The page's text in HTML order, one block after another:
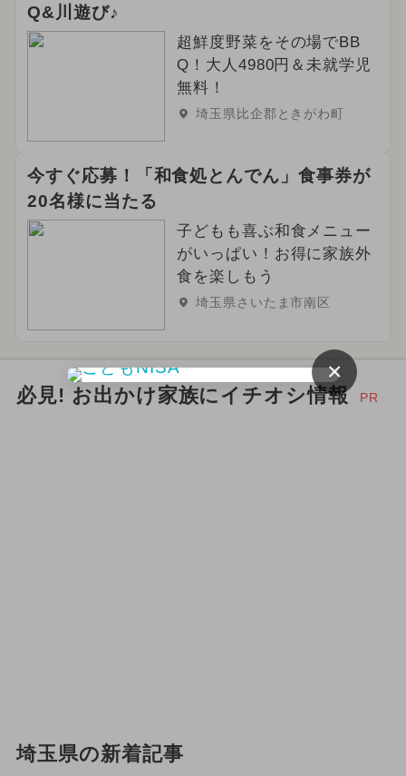
Q&川遊び♪
超鮮度野菜をその場でBB
Q！大人4980円＆未就学児
無料！
埼玉県比企郡ときがわ町
今すぐ応募！「和食処とんでん」食事券が
20名様に当たる
子どもも喜ぶ和食メニュー
がいっぱい！お得に家族外
食を楽しもう
埼玉県さいたま市南区
必見! お出かけ家族にイチオシ情報 PR
埼玉県の新着記事
×